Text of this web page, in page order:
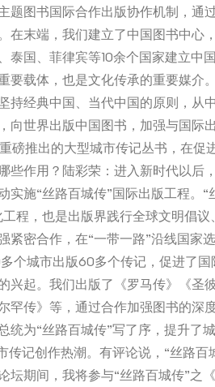
题图书国际合作出版协作机制，通
在末端，我们建立了中国图书中心
泰国、菲律宾等10余个国家建立中
要载体，也是文化传承的重要媒介
持经典中国、当代中国的原则，从
向世界出版中国图书，加强与国际
磅推出的大型城市传记丛书，在促
些作用？陆彩荣：进入新时代以后
实施“丝路百城传”国际出版工程。“
程，也是出版界践行全球文明倡
紧密合作，在“一带一路”沿线国家
个城市出版60多个传记，促进了国
兴起。我们出版了《罗马传》《圣
罕传》等，通过合作加强图书的深
为“丝路百城传”写了序，提升了
记创作热潮。有评论说，“丝路百
坛期间，我将参与“丝路百城传”之